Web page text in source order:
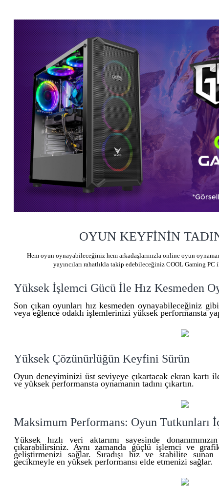
OYUN KEYFİNİN
Hem oyun oynayabileceğiniz hem arkadaşlarınızla online oyun
yayıncıları rahatlıkla takip edebileceğiniz COOL Gaming
Yüksek İşlemci Gücü İle Hız Kesmeden
Son çıkan oyunları hız kesmeden oynayabileceğiniz
veya eğlence odaklı işlemlerinizi yüksek performansta
Yüksek Çözünürlüğün Keyfini Sürün
Oyun deneyiminizi üst seviyeye çıkartacak ekran kartı
ve yüksek performansta oynamanın tadını çıkartın.
Maksimum Performans: Oyun Tutkunları
Yüksek hızlı veri aktarımı sayesinde
çıkarabilirsiniz. Aynı zamanda güçlü işlemci ve
geliştirmenizi sağlar. Sıradışı hız ve stabilite
gecikmeyle en yüksek performansı elde etmenizi sağlar.